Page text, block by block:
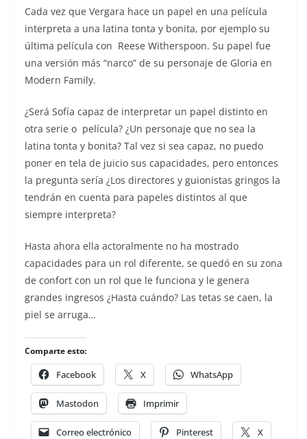
Cada vez que Vergara hace un papel en una película
interpreta a una latina tonta y bonita, por ejemplo su
última película con Reese Witherspoon. Su papel fue
una versión más “narco” de su personaje de Gloria en
Modern Family.
¿Será Sofía capaz de interpretar un papel distinto en
otra serie o película? ¿Un personaje que no sea la
latina tonta y bonita? Tal vez si sea capaz, no puedo
poner en tela de juicio sus capacidades, pero entonces
la pregunta sería ¿Los directores y guionistas gringos la
tendrán en cuenta para papeles distintos al que
siempre interpreta?
Hasta ahora ella actoralmente no ha mostrado
capacidades para un rol diferente, se quedó en su zona
de confort con un rol que le funciona y le genera
grandes ingresos ¿Hasta cuándo? Las tetas se caen, la
piel se arruga…
Comparte esto:
Facebook X WhatsApp
Mastodon Imprimir
Correo electrónico Pinterest X